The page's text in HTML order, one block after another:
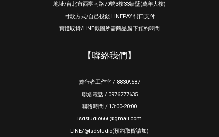
地址/台北市西寧南路70號3樓33牆壁(萬年大樓)
付款方式/自己投錢.LINEPAY.街口支付
實體取貨/LINE截圖所需商品,留下預約時間
【聯絡我們】
黯行者工作室 / 88309587
聯絡電話 / 0976277635
聯絡時間 / 13:00-20:00
lsdstudio666@gmail.com
LINE/@lsdstudio(預約取貨請加)